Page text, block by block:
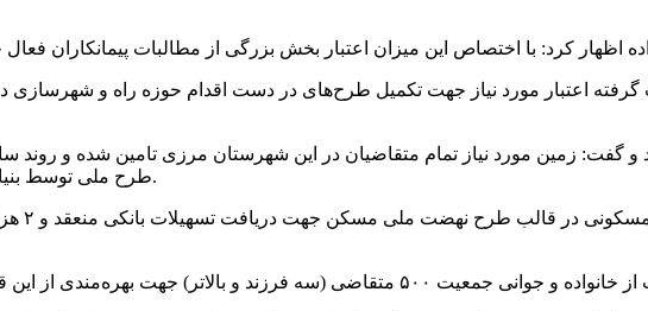
طرح ملی توسط بنیاد مسکن انقلاب اسلامی در حال انجام است.